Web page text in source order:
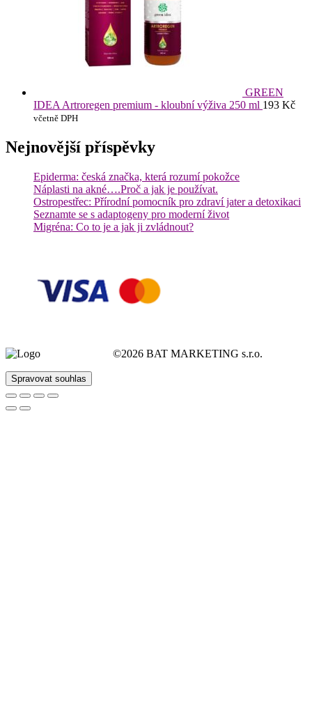
GREEN
IDEA Artroregen premium - kloubní výživa 250 ml 193 Kč
včetně DPH
Nejnovější příspěvky
Epiderma: česká značka, která rozumí pokožce
Náplasti na akné….Proč a jak je používat.
Ostropestřec: Přírodní pomocník pro zdraví jater a detoxikaci
Seznamte se s adaptogeny pro moderní život
Migréna: Co to je a jak ji zvládnout?
©2026 BAT MARKETING s.r.o.
Spravovat souhlas